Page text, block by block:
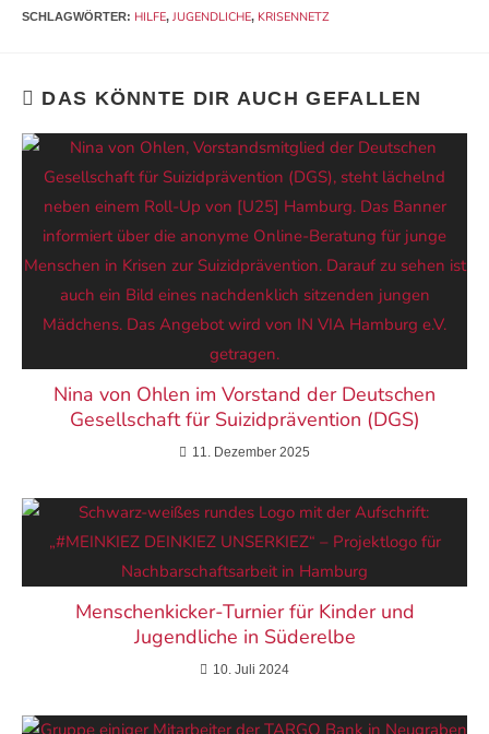
SCHLAGWÖRTER: HILFE, JUGENDLICHE, KRISENNETZ
DAS KÖNNTE DIR AUCH GEFALLEN
Nina von Ohlen im Vorstand der Deutschen
Gesellschaft für Suizidprävention (DGS)
11. Dezember 2025
Menschenkicker-Turnier für Kinder und
Jugendliche in Süderelbe
10. Juli 2024